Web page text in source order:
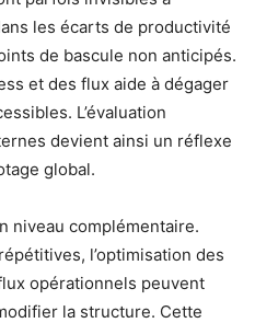
les écarts de productivité
de bascule non anticipés.
et des flux aide à dégager
L’évaluation
devient ainsi un réflexe
global.
niveau complémentaire.
l’optimisation des
opérationnels peuvent
la structure. Cette